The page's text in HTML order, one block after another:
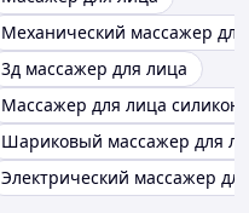
Механический массажер
3д массажер для лица
Массажер для лица
Шариковый массажер для
Электрический массажер